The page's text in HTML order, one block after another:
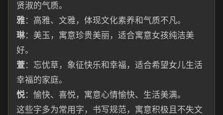
贤淑的气质。
雅：高雅、文雅，体现文化素养和气质不凡。
琳：美玉，寓意珍贵美丽，适合寓意女孩纯洁美
好。
萱：忘忧草，象征快乐和幸福，适合希望女儿生活
幸福的家庭。
悦：愉快、喜悦，寓意心情愉快、生活美满。
这些字多为常用字，书写规范，寓意积极且不失文